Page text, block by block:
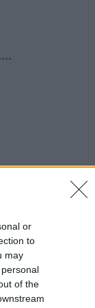
or
to
may
of the